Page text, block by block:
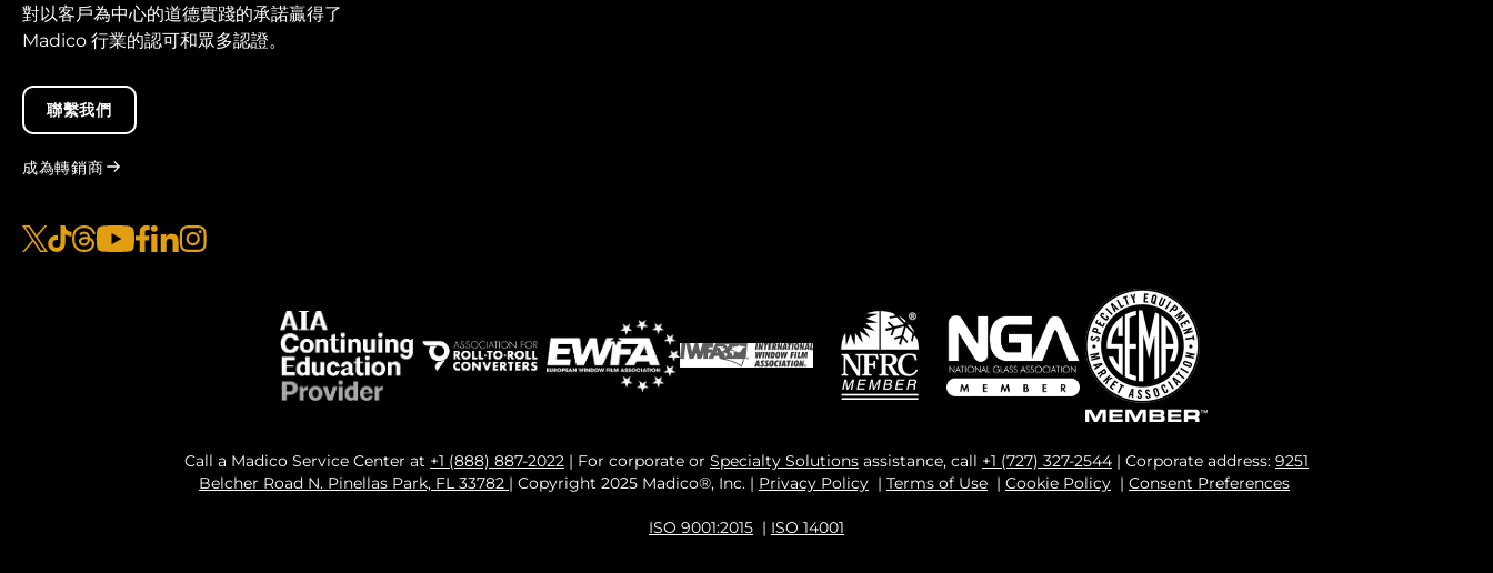
對以客戶為中心的道德實踐的承諾贏得了
Madico 行業的認可和眾多認證。
聯繫我們
成為轉銷商
Call a Madico Service Center at +1 (888) 887-2022 | For corporate or Specialty Solutions assistance, call +1 (727) 327-2544 | Corporate address: 9251
Belcher Road N. Pinellas Park, FL 33782 | Copyright 2025 Madico®, Inc. | Privacy Policy | Terms of Use | Cookie Policy | Consent Preferences
ISO 9001:2015 | ISO 14001